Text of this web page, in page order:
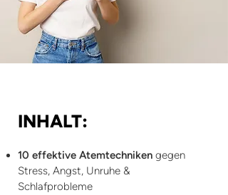
INHALT:
10 effektive Atemtechniken gegen
Stress, Angst, Unruhe &
Schlafprobleme